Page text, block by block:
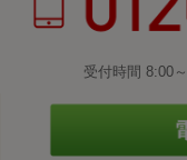
受付時間 8:00